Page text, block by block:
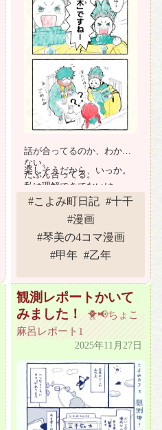
話が合ってるのか、わから
ない。
たぶん合ってる。
私は理解できてないけ
ど…。
楽しそうだから、いっか。
#こよみ町日記 #十干
#漫画
#琴美の4コマ漫画
#甲年 #乙年
観測レポートかいて
みました！
🐥📢ちょこ
麻呂レポート1
2025年11月27日